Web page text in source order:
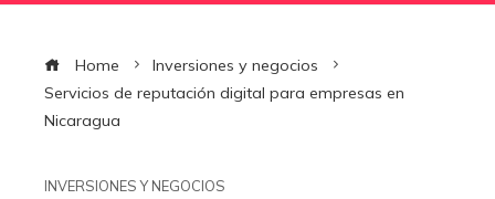
Home
Inversiones y negocios
Servicios de reputación digital para empresas en
Nicaragua
INVERSIONES Y NEGOCIOS